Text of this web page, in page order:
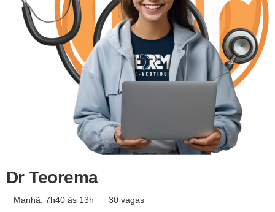
Dr Teorema
Manhã: 7h40 às 13h 30 vagas